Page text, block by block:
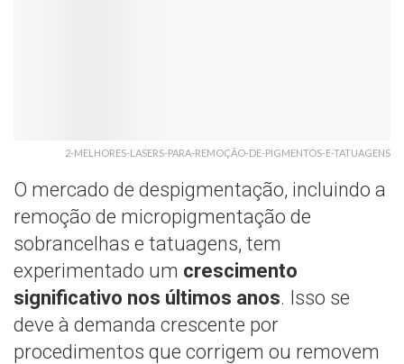
2-MELHORES-LASERS-PARA-REMOÇÃO-DE-PIGMENTOS-E-TATUAGENS
O mercado de despigmentação, incluindo a
remoção de micropigmentação de
sobrancelhas e tatuagens, tem
experimentado um crescimento
significativo nos últimos anos. Isso se
deve à demanda crescente por
procedimentos que corrigem ou removem